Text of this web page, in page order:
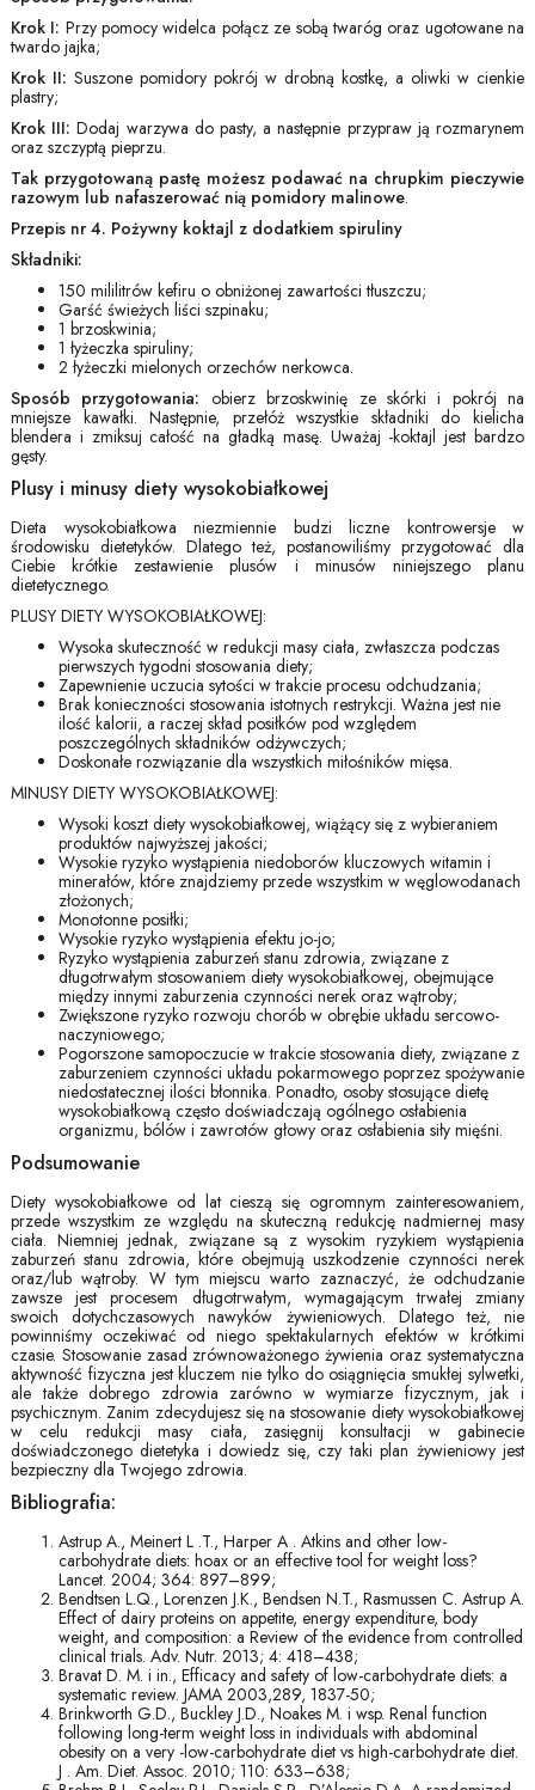
Krok I: Przy pomocy widelca połącz ze sobą twaróg oraz ugotowane na
twardo jajka;
Krok II: Suszone pomidory pokrój w drobną kostkę, a oliwki w cienkie
plastry;
Krok III: Dodaj warzywa do pasty, a następnie przypraw ją rozmarynem
oraz szczyptą pieprzu.
Tak przygotowaną pastę możesz podawać na chrupkim pieczywie
razowym lub nafaszerować nią pomidory malinowe.
Przepis nr 4. Pożywny koktajl z dodatkiem spiruliny
Składniki:
150 mililitrów kefiru o obniżonej zawartości tłuszczu;
Garść świeżych liści szpinaku;
1 brzoskwinia;
1 łyżeczka spiruliny;
2 łyżeczki mielonych orzechów nerkowca.
Sposób przygotowania: obierz brzoskwinię ze skórki i pokrój na
mniejsze kawałki. Następnie, przełóż wszystkie składniki do kielicha
blendera i zmiksuj całość na gładką masę. Uważaj -koktajl jest bardzo
gęsty.
Plusy i minusy diety wysokobiałkowej
Dieta wysokobiałkowa niezmiennie budzi liczne kontrowersje w
środowisku dietetyków. Dlatego też, postanowiliśmy przygotować dla
Ciebie krótkie zestawienie plusów i minusów niniejszego planu
dietetycznego.
PLUSY DIETY WYSOKOBIAŁKOWEJ:
Wysoka skuteczność w redukcji masy ciała, zwłaszcza podczas
pierwszych tygodni stosowania diety;
Zapewnienie uczucia sytości w trakcie procesu odchudzania;
Brak konieczności stosowania istotnych restrykcji. Ważna jest nie
ilość kalorii, a raczej skład posiłków pod względem
poszczególnych składników odżywczych;
Doskonałe rozwiązanie dla wszystkich miłośników mięsa.
MINUSY DIETY WYSOKOBIAŁKOWEJ:
Wysoki koszt diety wysokobiałkowej, wiążący się z wybieraniem
produktów najwyższej jakości;
Wysokie ryzyko wystąpienia niedoborów kluczowych witamin i
minerałów, które znajdziemy przede wszystkim w węglowodanach
złożonych;
Monotonne posiłki;
Wysokie ryzyko wystąpienia efektu jo-jo;
Ryzyko wystąpienia zaburzeń stanu zdrowia, związane z
długotrwałym stosowaniem diety wysokobiałkowej, obejmujące
między innymi zaburzenia czynności nerek oraz wątroby;
Zwiększone ryzyko rozwoju chorób w obrębie układu sercowo-
naczyniowego;
Pogorszone samopoczucie w trakcie stosowania diety, związane z
zaburzeniem czynności układu pokarmowego poprzez spożywanie
niedostatecznej ilości błonnika. Ponadto, osoby stosujące dietę
wysokobiałkową często doświadczają ogólnego osłabienia
organizmu, bólów i zawrotów głowy oraz osłabienia siły mięśni.
Podsumowanie
Diety wysokobiałkowe od lat cieszą się ogromnym zainteresowaniem,
przede wszystkim ze względu na skuteczną redukcję nadmiernej masy
ciała. Niemniej jednak, związane są z wysokim ryzykiem wystąpienia
zaburzeń stanu zdrowia, które obejmują uszkodzenie czynności nerek
oraz/lub wątroby. W tym miejscu warto zaznaczyć, że odchudzanie
zawsze jest procesem długotrwałym, wymagającym trwałej zmiany
swoich dotychczasowych nawyków żywieniowych. Dlatego też, nie
powinniśmy oczekiwać od niego spektakularnych efektów w krótkimi
czasie. Stosowanie zasad zrównoważonego żywienia oraz systematyczna
aktywność fizyczna jest kluczem nie tylko do osiągnięcia smukłej sylwetki,
ale także dobrego zdrowia zarówno w wymiarze fizycznym, jak i
psychicznym. Zanim zdecydujesz się na stosowanie diety wysokobiałkowej
w celu redukcji masy ciała, zasięgnij konsultacji w gabinecie
doświadczonego dietetyka i dowiedz się, czy taki plan żywieniowy jest
bezpieczny dla Twojego zdrowia.
Bibliografia:
Astrup A., Meinert L .T., Harper A . Atkins and other low-
carbohydrate diets: hoax or an effective tool for weight loss?
Lancet. 2004; 364: 897–899;
Bendtsen L.Q., Lorenzen J.K., Bendsen N.T., Rasmussen C. Astrup A.
Effect of dairy proteins on appetite, energy expenditure, body
weight, and composition: a Review of the evidence from controlled
clinical trials. Adv. Nutr. 2013; 4: 418–438;
Bravat D. M. i in., Efficacy and safety of low-carbohydrate diets: a
systematic review. JAMA 2003,289, 1837-50;
Brinkworth G.D., Buckley J.D., Noakes M. i wsp. Renal function
following long-term weight loss in individuals with abdominal
obesity on a very -low-carbohydrate diet vs high-carbohydrate diet.
J . Am. Diet. Assoc. 2010; 110: 633–638;